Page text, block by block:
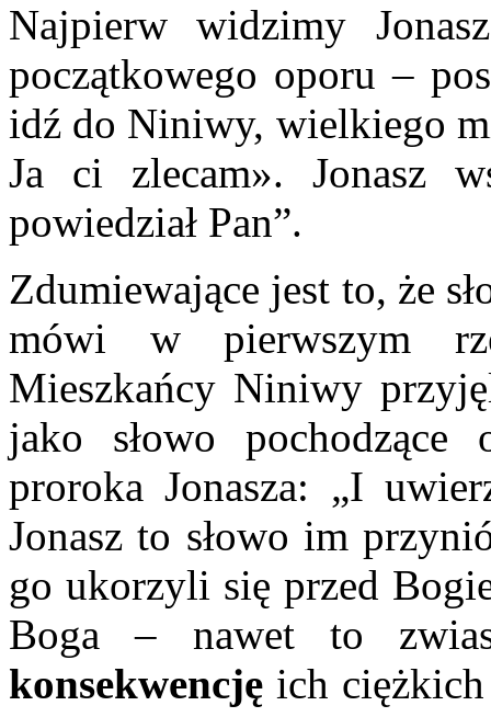
Najpierw widzimy
początkowego oporu –
idź do Niniwy, wielkiego
Ja ci zlecam». Jonasz
powiedział Pan”.
Zdumiewające jest to, że
mówi w pierwszym
Mieszkańcy Niniwy
jako słowo
proroka Jonasza: „I
Jonasz to słowo im
go ukorzyli się przed
Boga – nawet to
konsekwencję ich